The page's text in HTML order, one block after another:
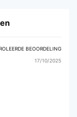
BEOORDELING
17/10/2025